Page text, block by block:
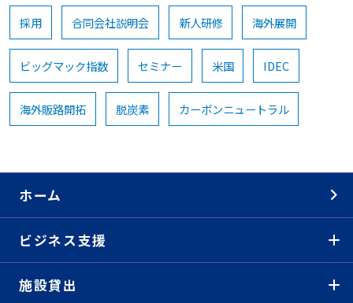
採用 合同会社説明会 新人研修 海外展開
ビッグマック指数 セミナー 米国 IDEC
海外販路開拓 脱炭素 カーボンニュートラル
ホーム
ビジネス支援
施設貸出